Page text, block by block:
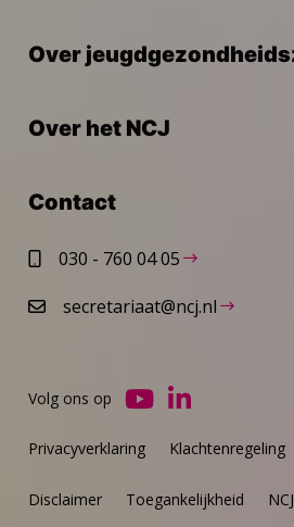
Over
Over het NCJ
Contact
030 - 760 04 05
secretariaat@ncj.nl
Privacyverklaring Klachtenregeling
Disclaimer Toegankelijkheid
Volg ons op
Ga
YouTube
Ga